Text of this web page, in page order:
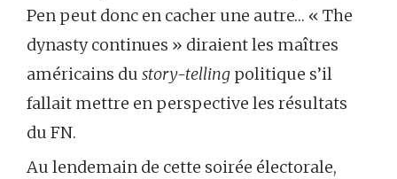
Pen peut donc en cacher une autre… « The
dynasty continues » diraient les maîtres
américains du story-telling politique s’il
fallait mettre en perspective les résultats
du FN.
Au lendemain de cette soirée électorale,